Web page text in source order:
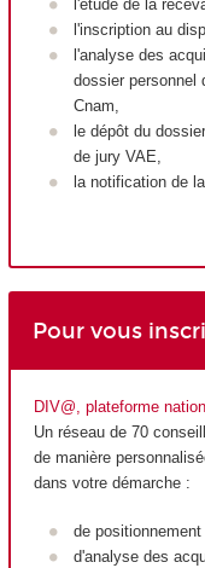
l'étude de la
l'inscription au
l'analyse des
dossier personnel
Cnam,
le dépôt du
de jury VAE,
la notification de
Pour vous
DIV@, plateforme
Un réseau de 70
de manière
dans votre démarche :
de
d'analyse des